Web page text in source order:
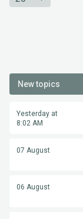
New topics
Yesterday at
8:02 AM
07 August
06 August